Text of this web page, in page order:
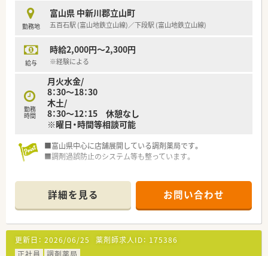
勤務地
富山県 中新川郡立山町
五百石駅 (富山地鉄立山線)／下段駅 (富山地鉄立山線)
給与
時給2,000円～2,300円
※経験による
勤務
時間
月火水金/
8：30～18：30
木土/
8：30～12：15 休憩なし
※曜日・時間等相談可能
■富山県中心に店舗展開している調剤薬局です。
■調剤過誤防止のシステム等も整っています。
詳細を見る お問い合わせ
更新日： 2026/06/25 薬剤師求人ID： 175386